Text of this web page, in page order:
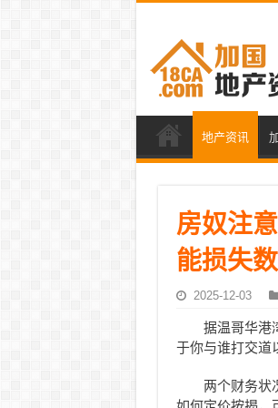
地产资讯
房奴注
能损失
2025-12-03
据温哥华港
于你与谁打交道
两个财务状